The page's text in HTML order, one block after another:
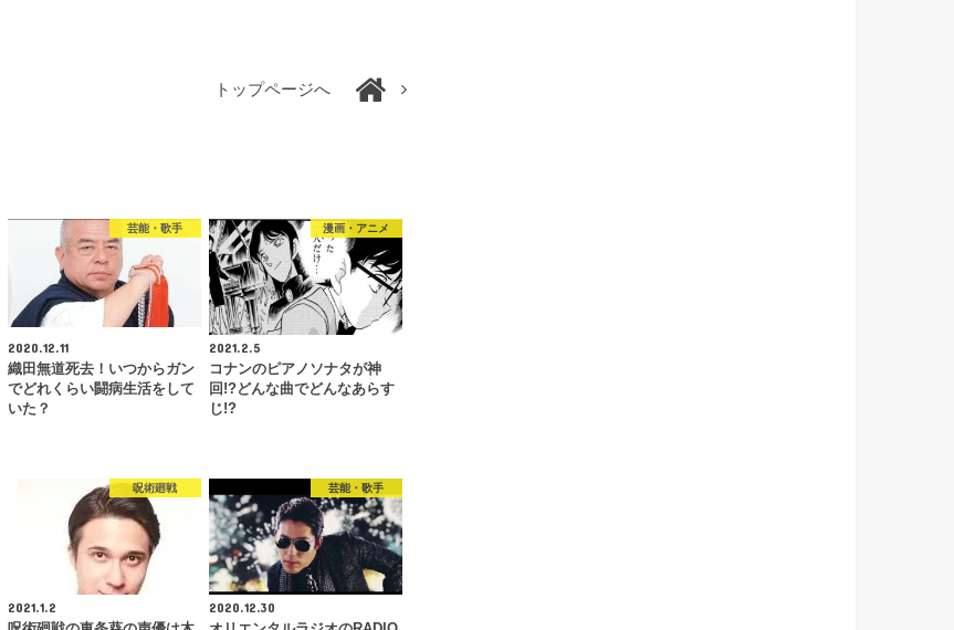
トップページへ
芸能・歌手
2020.12.11
織田無道死去！いつからガン
でどれくらい闘病生活をして
いた？
漫画・アニメ
2021.2.5
コナンのピアノソナタが神
回!?どんな曲でどんなあらす
じ!?
呪術廻戦
2021.1.2
芸能・歌手
2020.12.30